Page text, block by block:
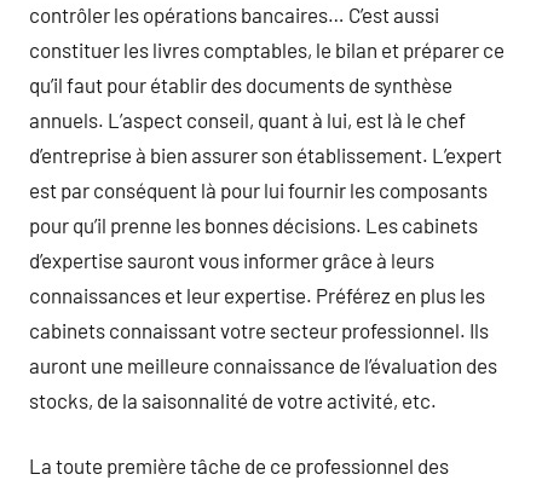
contrôler les opérations bancaires… C’est aussi
constituer les livres comptables, le bilan et préparer ce
qu’il faut pour établir des documents de synthèse
annuels. L’aspect conseil, quant à lui, est là le chef
d’entreprise à bien assurer son établissement. L’expert
est par conséquent là pour lui fournir les composants
pour qu’il prenne les bonnes décisions. Les cabinets
d’expertise sauront vous informer grâce à leurs
connaissances et leur expertise. Préférez en plus les
cabinets connaissant votre secteur professionnel. Ils
auront une meilleure connaissance de l’évaluation des
stocks, de la saisonnalité de votre activité, etc.
La toute première tâche de ce professionnel des